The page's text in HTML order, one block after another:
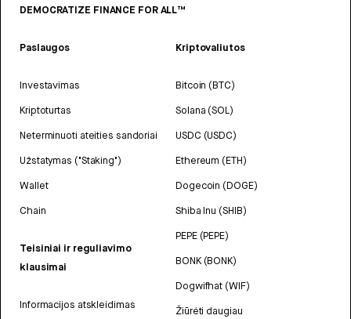
DEMOCRATIZE FINANCE FOR ALL™
Paslaugos
Investavimas
Kriptoturtas
Neterminuoti ateities sandoriai
Užstatymas ("Staking")
Wallet
Chain
Teisiniai ir reguliavimo
klausimai
Informacijos atskleidimas
Kriptovaliutos
Bitcoin (BTC)
Solana (SOL)
USDC (USDC)
Ethereum (ETH)
Dogecoin (DOGE)
Shiba Inu (SHIB)
PEPE (PEPE)
BONK (BONK)
Dogwifhat (WIF)
Žiūrėti daugiau